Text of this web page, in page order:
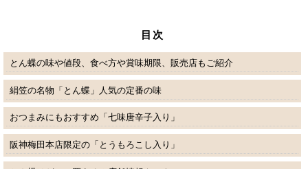
目次
とん蝶の味や値段、食べ方や賞味期限、販売店もご紹介
絹笠の名物「とん蝶」人気の定番の味
おつまみにもおすすめ「七味唐辛子入り」
阪神梅田本店限定の「とうもろこし入り」